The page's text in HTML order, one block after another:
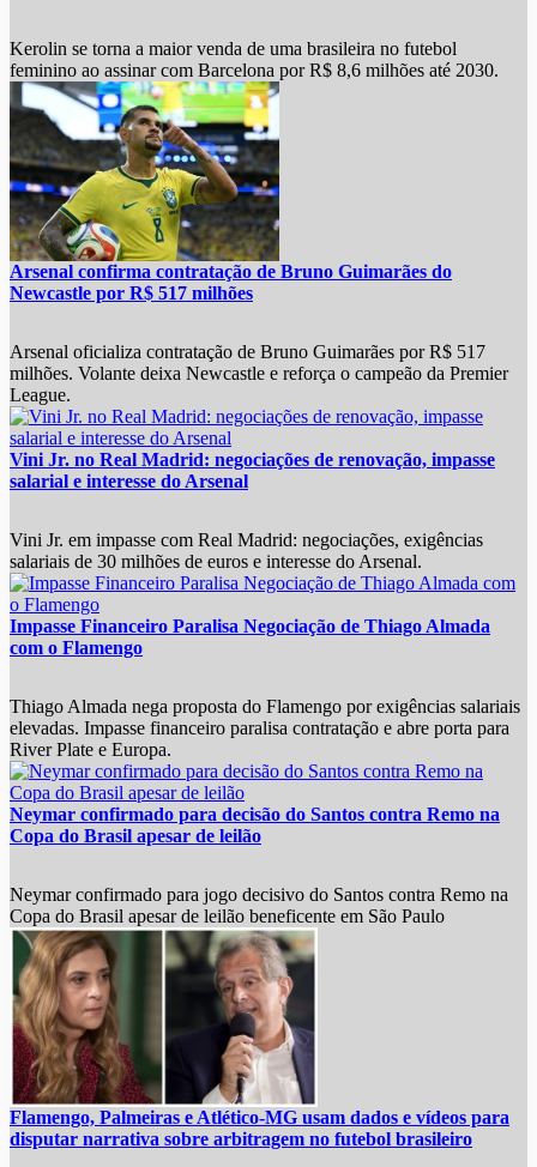
Kerolin se torna a maior venda de uma brasileira no futebol
feminino ao assinar com Barcelona por R$ 8,6 milhões até 2030.
Arsenal confirma contratação de Bruno Guimarães do
Newcastle por R$ 517 milhões
Arsenal oficializa contratação de Bruno Guimarães por R$ 517
milhões. Volante deixa Newcastle e reforça o campeão da Premier
League.
Vini Jr. no Real Madrid: negociações de renovação, impasse
salarial e interesse do Arsenal
Vini Jr. em impasse com Real Madrid: negociações, exigências
salariais de 30 milhões de euros e interesse do Arsenal.
Impasse Financeiro Paralisa Negociação de Thiago Almada
com o Flamengo
Thiago Almada nega proposta do Flamengo por exigências salariais
elevadas. Impasse financeiro paralisa contratação e abre porta para
River Plate e Europa.
Neymar confirmado para decisão do Santos contra Remo na
Copa do Brasil apesar de leilão
Neymar confirmado para jogo decisivo do Santos contra Remo na
Copa do Brasil apesar de leilão beneficente em São Paulo
Flamengo, Palmeiras e Atlético-MG usam dados e vídeos para
disputar narrativa sobre arbitragem no futebol brasileiro